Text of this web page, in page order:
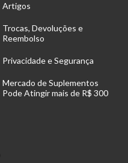
Artigos
Trocas, Devoluções e
Reembolso
Privacidade e Segurança
Mercado de Suplementos
Pode Atingir mais de R$ 300